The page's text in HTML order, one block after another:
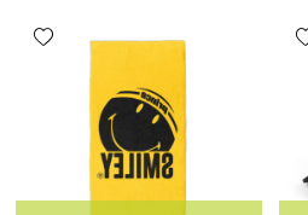
Add wishlist